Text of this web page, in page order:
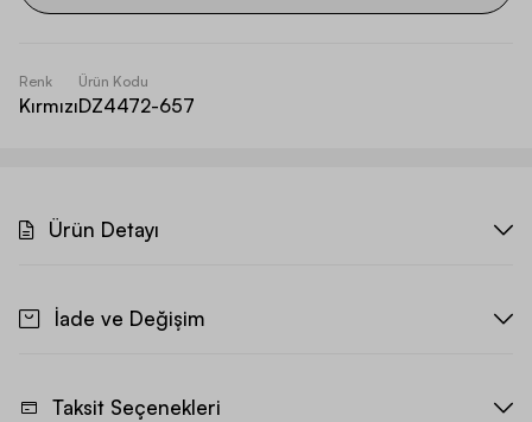
Renk
Kırmızı
Ürün Kodu
DZ4472-657
Ürün Detayı
İade ve Değişim
Taksit Seçenekleri